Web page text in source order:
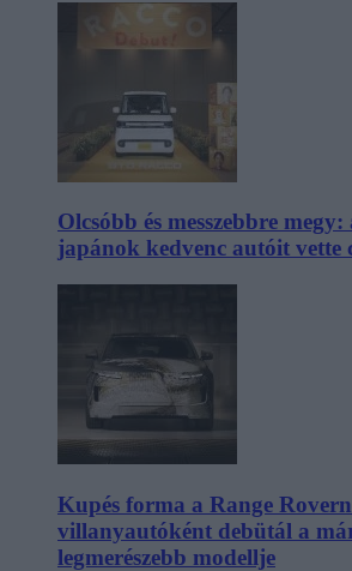
Olcsóbb és messzebbre
japánok kedvenc autóit vette
Kupés forma a Range
villanyautóként debütál a
legmerészebb modellje